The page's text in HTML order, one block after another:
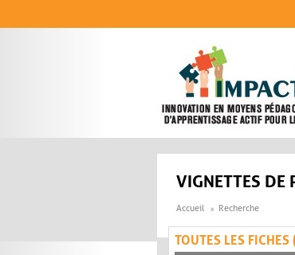
VIGNETTES DE
Accueil Recherche
TOUTES LES